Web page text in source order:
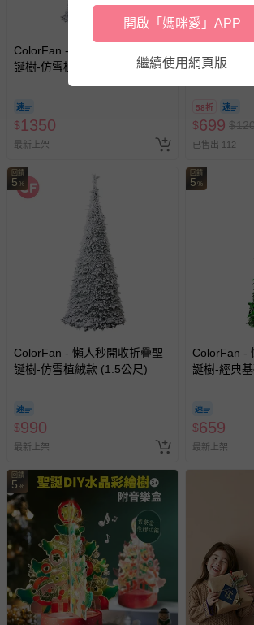
ColorFan - 懶人秒開收折疊聖
誕樹-仿雪植絨款 (1.8公尺)
$1350
最新上架
mini boss
boss 職感
A11 】
換，依現場
期作廢) (兒
名陪伴成人)
58折
$699 $
已售出 112
回饋
5 %
ColorFan - 懶人秒開收折疊聖
誕樹-仿雪植絨款 (1.5公尺)
$990
最新上架
回饋
5 %
ColorFan -
誕樹-經典
$659
最新上架
回饋
5 %
開啟「媽咪愛」APP
繼續使用網頁版